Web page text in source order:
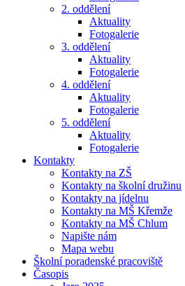
2. oddělení
Aktuality
Fotogalerie
3. oddělení
Aktuality
Fotogalerie
4. oddělení
Aktuality
Fotogalerie
5. oddělení
Aktuality
Fotogalerie
Kontakty
Kontakty na ZŠ
Kontakty na školní družinu
Kontakty na jídelnu
Kontakty na MŠ Křemže
Kontakty na MŠ Chlum
Napište nám
Mapa webu
Školní poradenské pracoviště
Časopis